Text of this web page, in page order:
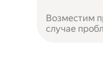
Возместим
случае